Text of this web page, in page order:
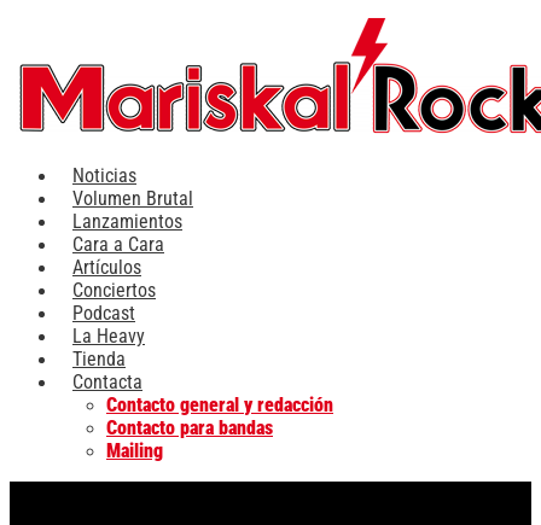
contenido
Noticias
Volumen Brutal
Lanzamientos
Cara a Cara
Artículos
Conciertos
Podcast
La Heavy
Tienda
Contacta
Contacto general y redacción
Contacto para bandas
Mailing